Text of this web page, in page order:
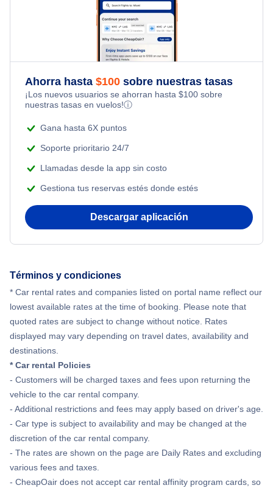
Ahorra hasta $100 sobre nuestras tasas
¡Los nuevos usuarios se ahorran hasta $100 sobre
nuestras tasas en vuelos!ⓘ
Gana hasta 6X puntos
Soporte prioritario 24/7
Llamadas desde la app sin costo
Gestiona tus reservas estés donde estés
Descargar aplicación
Términos y condiciones
* Car rental rates and companies listed on portal name reflect our
lowest available rates at the time of booking. Please note that
quoted rates are subject to change without notice. Rates
displayed may vary depending on travel dates, availability and
destinations.
* Car rental Policies
- Customers will be charged taxes and fees upon returning the
vehicle to the car rental company.
- Additional restrictions and fees may apply based on driver's age.
- Car type is subject to availability and may be changed at the
discretion of the car rental company.
- The rates are shown on the page are Daily Rates and excluding
various fees and taxes.
- CheapOair does not accept car rental affinity program cards, so